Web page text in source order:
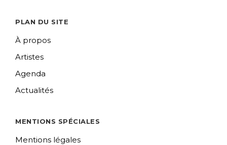
PLAN DU SITE
À propos
Artistes
Agenda
Actualités
MENTIONS SPÉCIALES
Mentions légales